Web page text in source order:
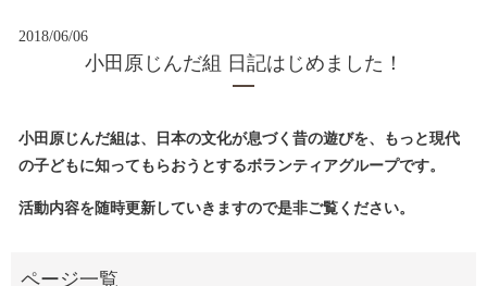
2018/06/06
小田原じんだ組 日記はじめました！
小田原じんだ組は、日本の文化が息づく昔の遊びを、もっと現代
の子どもに知ってもらおうとするボランティアグループです。
活動内容を随時更新していきますので是非ご覧ください。